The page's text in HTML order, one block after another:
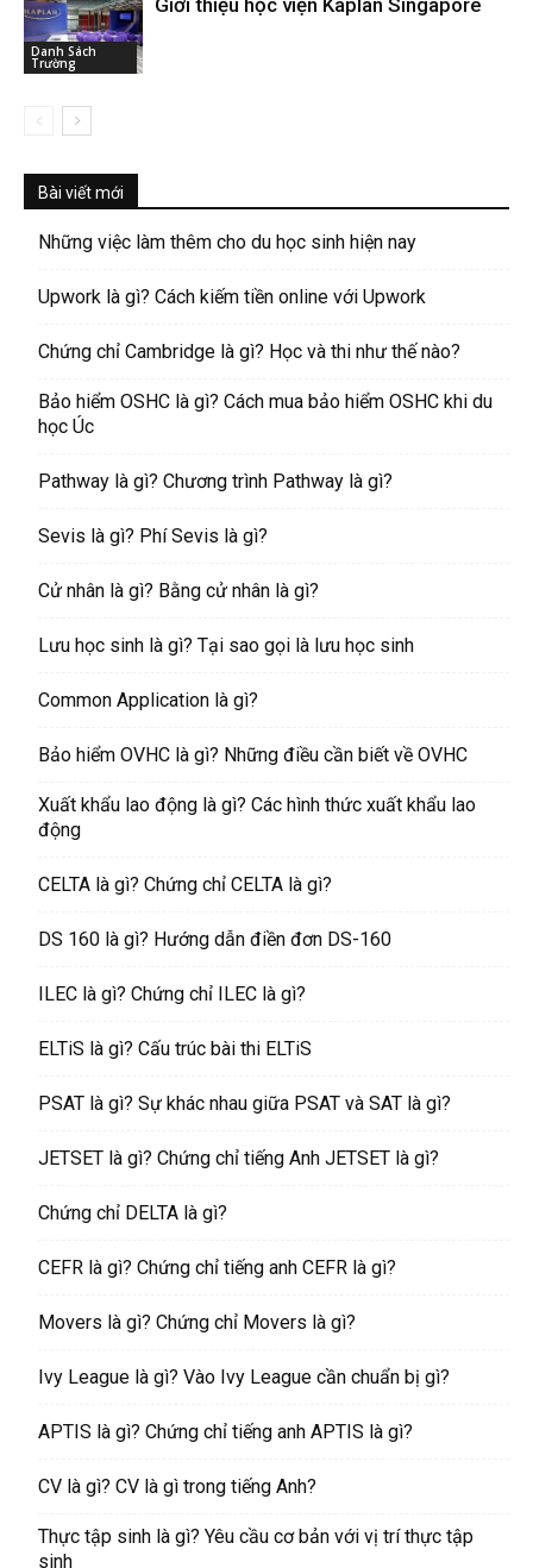
Danh Sách
Trường
Giới thiệu học viện Kaplan Singapore
Bài viết mới
Những việc làm thêm cho du học sinh hiện nay
Upwork là gì? Cách kiếm tiền online với Upwork
Chứng chỉ Cambridge là gì? Học và thi như thế nào?
Bảo hiểm OSHC là gì? Cách mua bảo hiểm OSHC khi du
học Úc
Pathway là gì? Chương trình Pathway là gì?
Sevis là gì? Phí Sevis là gì?
Cử nhân là gì? Bằng cử nhân là gì?
Lưu học sinh là gì? Tại sao gọi là lưu học sinh
Common Application là gì?
Bảo hiểm OVHC là gì? Những điều cần biết về OVHC
Xuất khẩu lao động là gì? Các hình thức xuất khẩu lao
động
CELTA là gì? Chứng chỉ CELTA là gì?
DS 160 là gì? Hướng dẫn điền đơn DS-160
ILEC là gì? Chứng chỉ ILEC là gì?
ELTiS là gì? Cấu trúc bài thi ELTiS
PSAT là gì? Sự khác nhau giữa PSAT và SAT là gì?
JETSET là gì? Chứng chỉ tiếng Anh JETSET là gì?
Chứng chỉ DELTA là gì?
CEFR là gì? Chứng chỉ tiếng anh CEFR là gì?
Movers là gì? Chứng chỉ Movers là gì?
Ivy League là gì? Vào Ivy League cần chuẩn bị gì?
APTIS là gì? Chứng chỉ tiếng anh APTIS là gì?
CV là gì? CV là gì trong tiếng Anh?
Thực tập sinh là gì? Yêu cầu cơ bản với vị trí thực tập
sinh